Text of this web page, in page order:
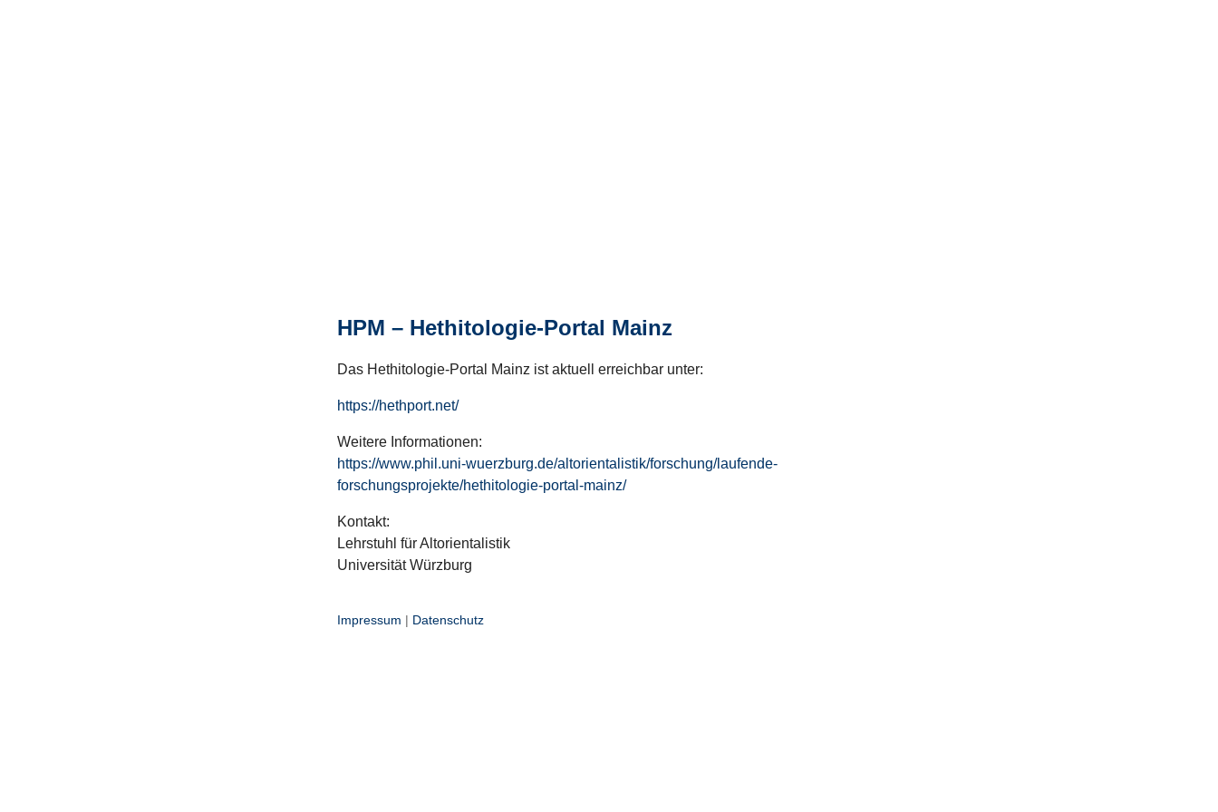
HPM – Hethitologie-Portal Mainz
Das Hethitologie-Portal Mainz ist aktuell erreichbar unter:
https://hethport.net/
Weitere Informationen:
https://www.phil.uni-wuerzburg.de/altorientalistik/forschung/laufende-
forschungsprojekte/hethitologie-portal-mainz/
Kontakt:
Lehrstuhl für Altorientalistik
Universität Würzburg
Impressum | Datenschutz